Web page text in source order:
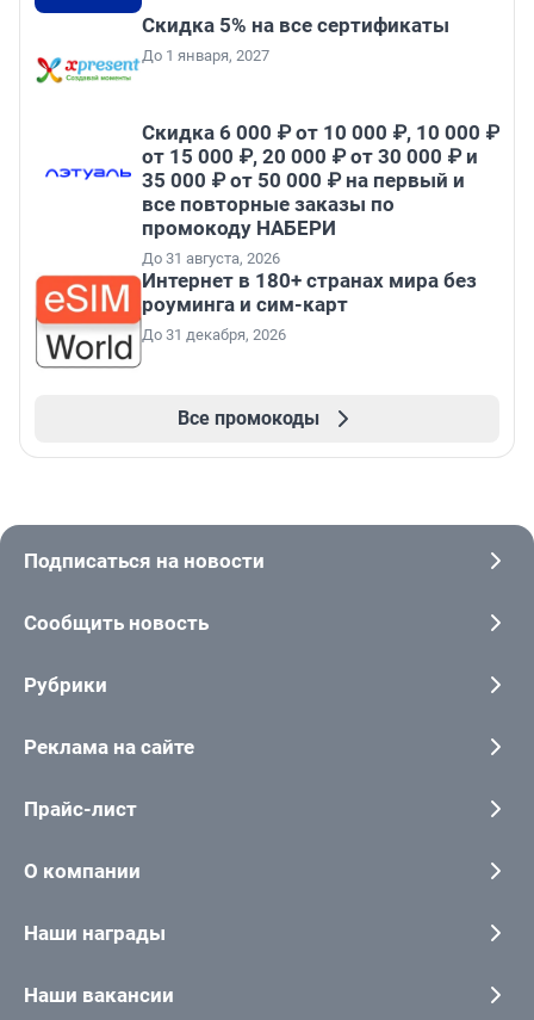
Скидка 5% на все сертификаты
До 1 января, 2027
Скидка 6 000 ₽ от 10 000 ₽, 10 000 ₽
от 15 000 ₽, 20 000 ₽ от 30 000 ₽ и
35 000 ₽ от 50 000 ₽ на первый и
все повторные заказы по
промокоду НАБЕРИ
До 31 августа, 2026
Интернет в 180+ странах мира без
роуминга и сим-карт
До 31 декабря, 2026
Все промокоды
Подписаться на новости
Сообщить новость
Рубрики
Реклама на сайте
Прайс-лист
О компании
Наши награды
Наши вакансии